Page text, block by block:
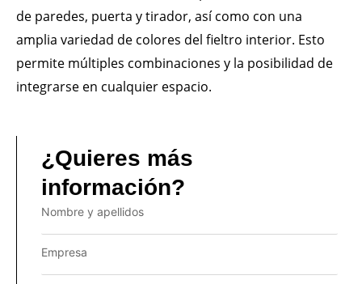
de paredes, puerta y tirador, así como con una
amplia variedad de colores del fieltro interior. Esto
permite múltiples combinaciones y la posibilidad de
integrarse en cualquier espacio.
¿Quieres más
información?